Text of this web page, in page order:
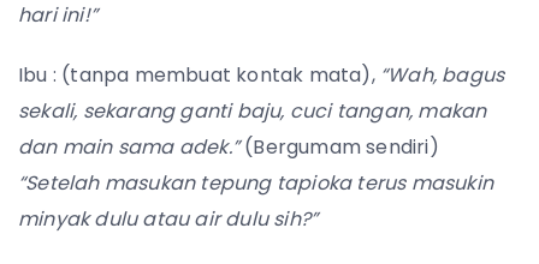
hari ini!”
Ibu : (tanpa membuat kontak mata), “Wah, bagus
sekali, sekarang ganti baju, cuci tangan, makan
dan main sama adek.”(Bergumam sendiri)
“Setelah masukan tepung tapioka terus masukin
minyak dulu atau air dulu sih?”